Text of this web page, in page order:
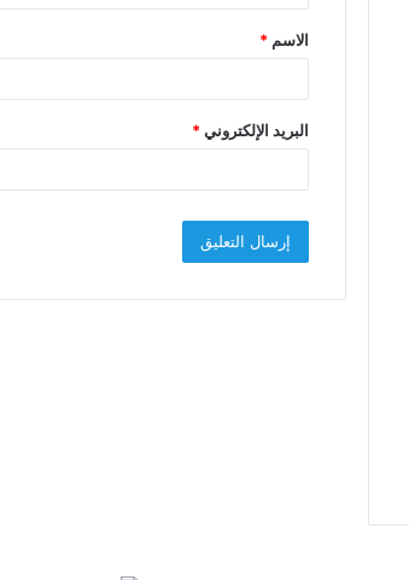
ق
*
الاسم *
البريد الإلكتروني*